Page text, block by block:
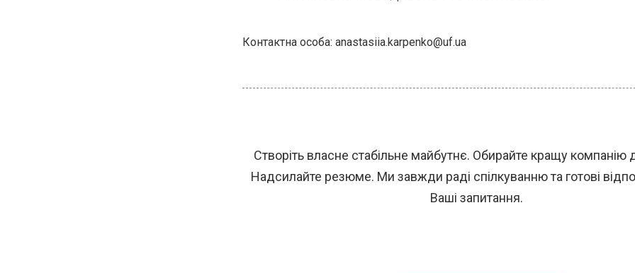
Контактна особа: anastasiia.karpenko@uf.ua
Створіть власне стабільне майбутнє. Обирайте кращу компанію
Надсилайте резюме. Ми завжди раді спілкуванню та готові
Ваші запитання.